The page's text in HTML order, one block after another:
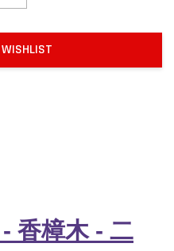
- 香樟木 - 二